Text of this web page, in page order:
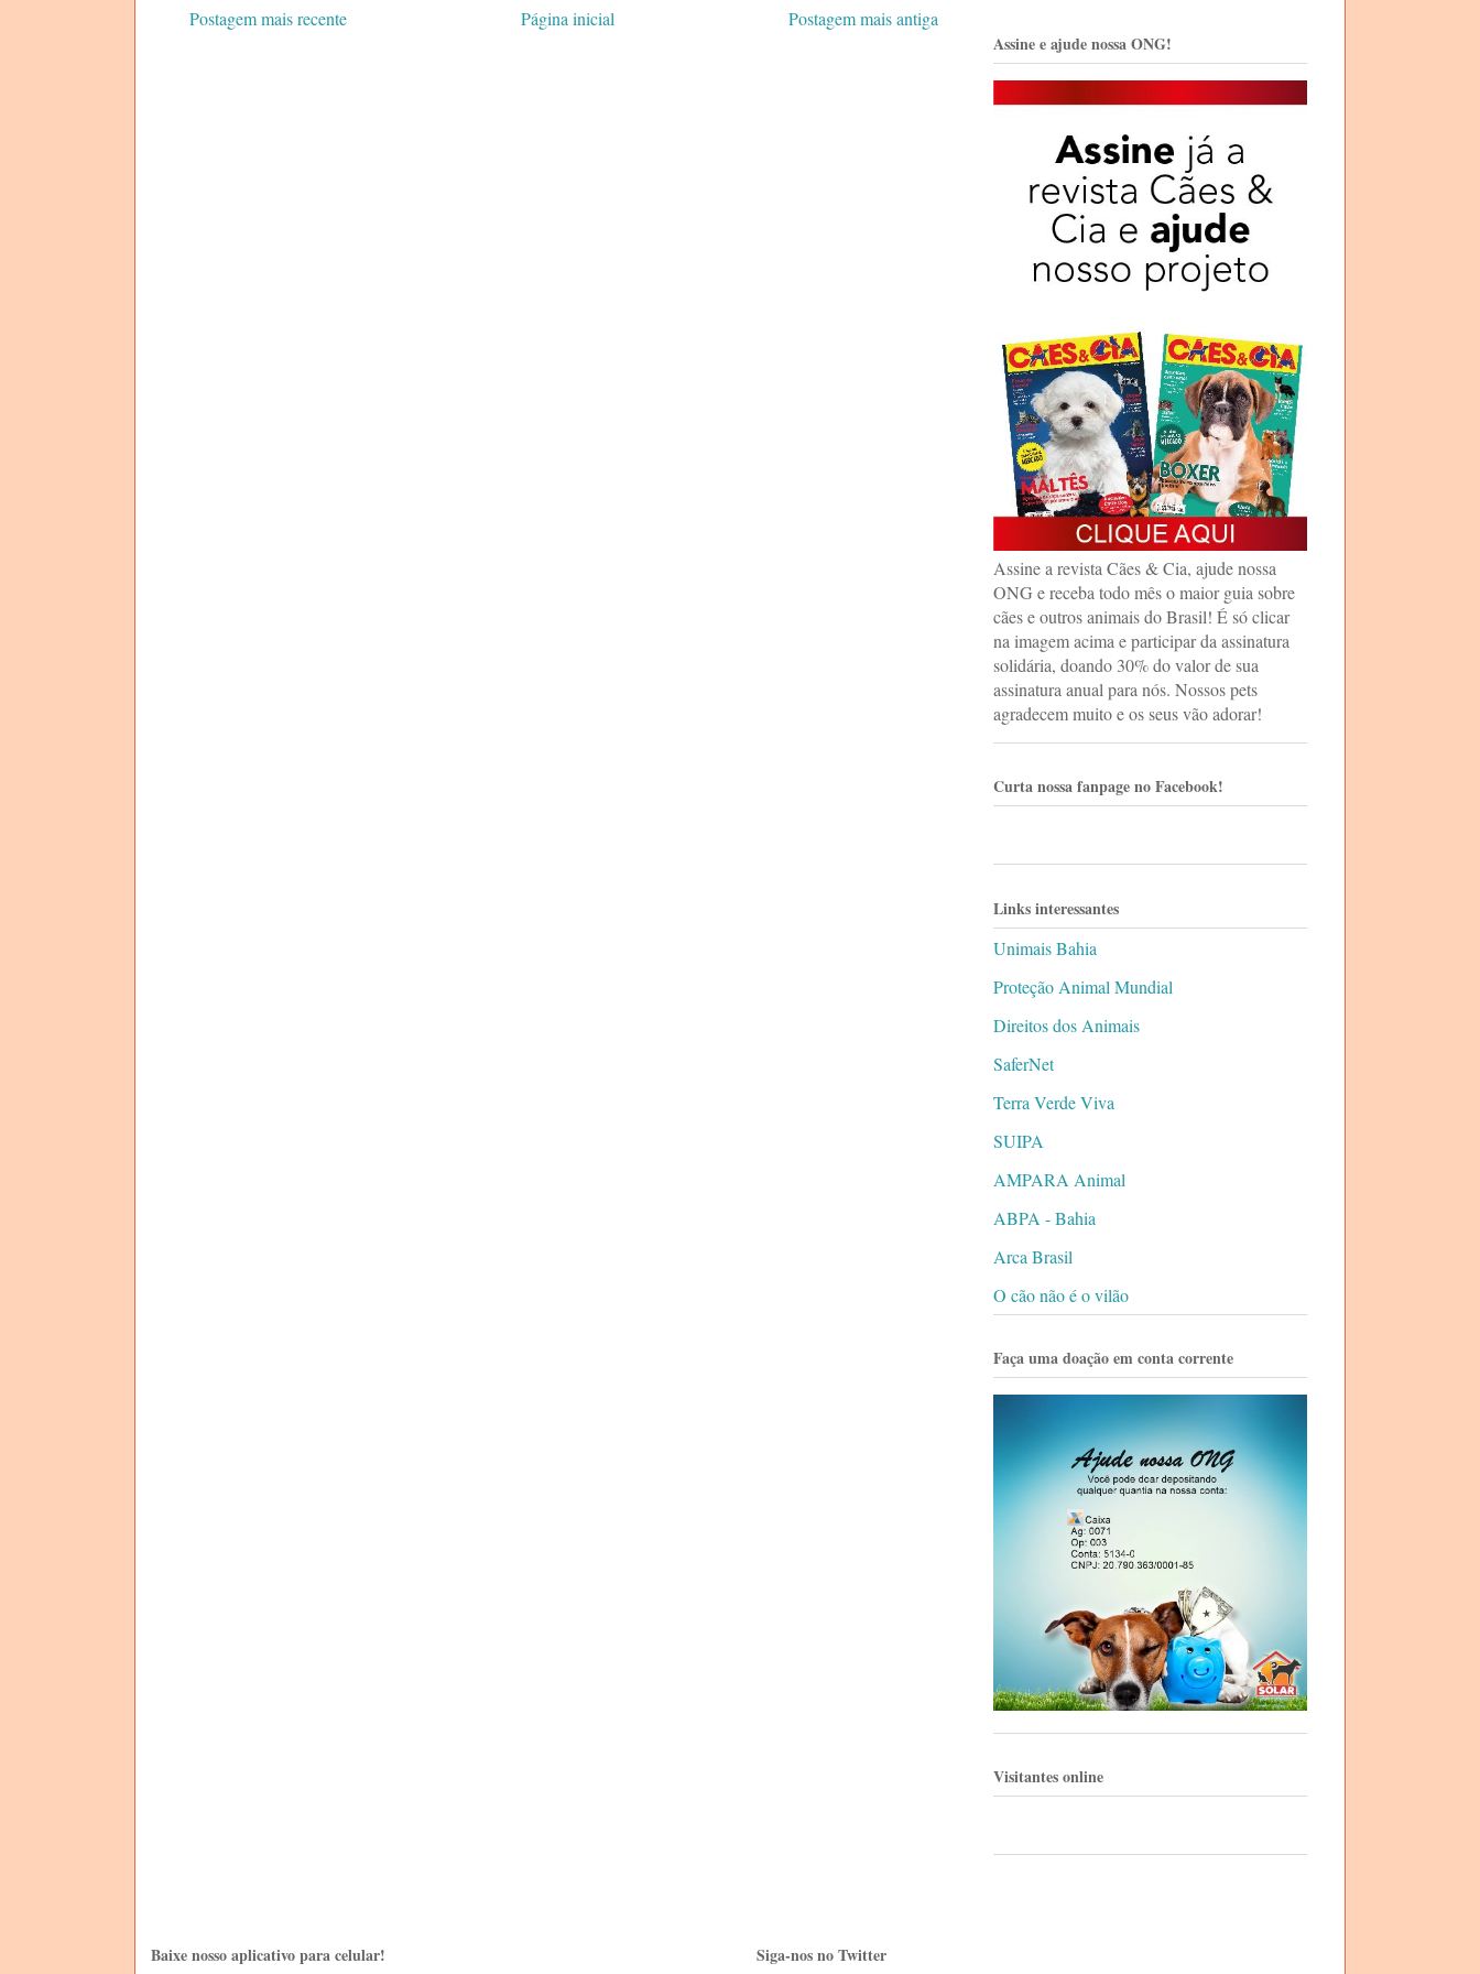
Postagem mais recente Postagem mais antiga
Página inicial
Assine e ajude nossa ONG!
Assine a revista Cães & Cia, ajude nossa
ONG e receba todo mês o maior guia sobre
cães e outros animais do Brasil! É só clicar
na imagem acima e participar da assinatura
solidária, doando 30% do valor de sua
assinatura anual para nós. Nossos pets
agradecem muito e os seus vão adorar!
Curta nossa fanpage no Facebook!
Links interessantes
Unimais Bahia
Proteção Animal Mundial
Direitos dos Animais
SaferNet
Terra Verde Viva
SUIPA
AMPARA Animal
ABPA - Bahia
Arca Brasil
O cão não é o vilão
Faça uma doação em conta corrente
Visitantes online
Baixe nosso aplicativo para celular! Siga-nos no Twitter